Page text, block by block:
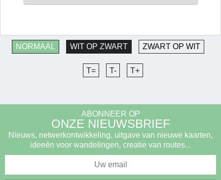
NORMAAL WIT OP ZWART ZWART OP WIT
T= T- T+
ABONNEER OP
ONZE NIEUWSBRIEF
Nieuws, netwerkontwikkeling, uitgave van nieuwe kaarten,
ideeën voor wandelingen, creatie van routes...